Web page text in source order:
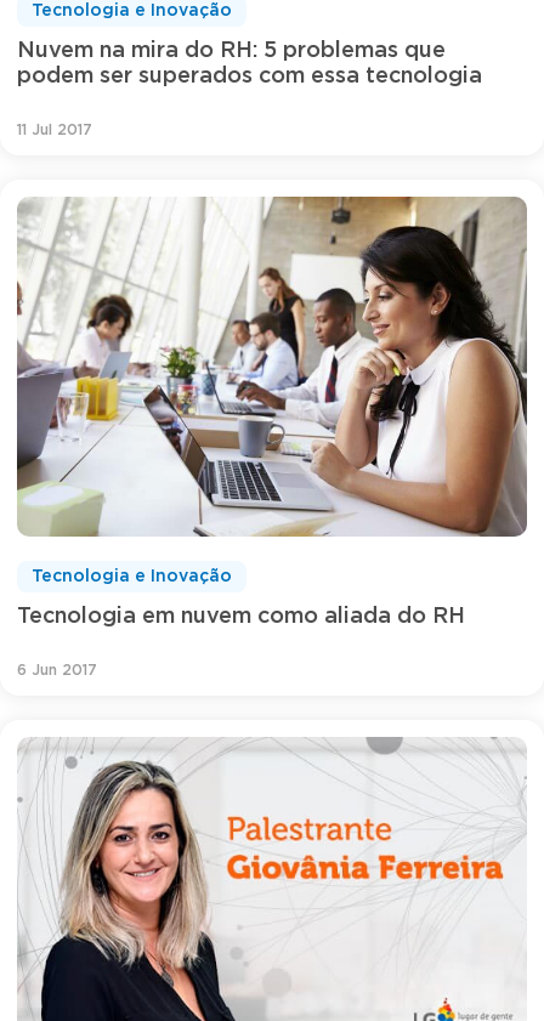
Nuvem na mira do RH: 5 problemas que
podem ser superados com essa tecnologia
Tecnologia e Inovação
11 Jul 2017
Tecnologia em nuvem como aliada do RH
Tecnologia e Inovação
6 Jun 2017